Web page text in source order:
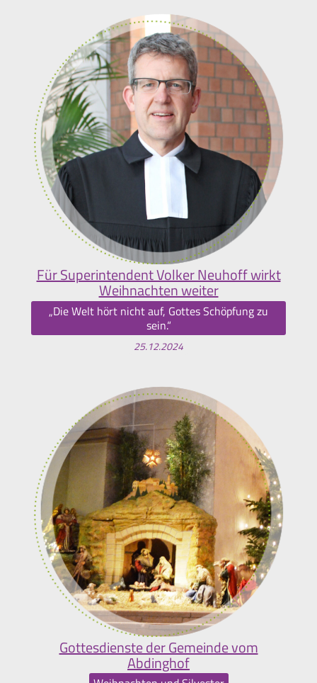
Für Superintendent Volker Neuhoff wirkt
Weihnachten weiter
„Die Welt hört nicht auf, Gottes Schöpfung zu
sein.“
25.12.2024
Gottesdienste der Gemeinde vom
Abdinghof